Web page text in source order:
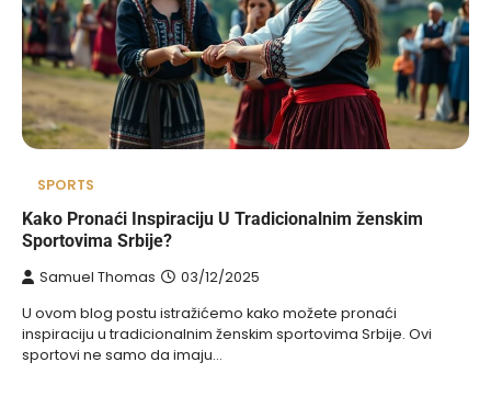
SPORTS
Kako Pronaći Inspiraciju U Tradicionalnim ženskim
Sportovima Srbije?
Samuel Thomas 03/12/2025
U ovom blog postu istražićemo kako možete pronaći
inspiraciju u tradicionalnim ženskim sportovima Srbije. Ovi
sportovi ne samo da imaju…